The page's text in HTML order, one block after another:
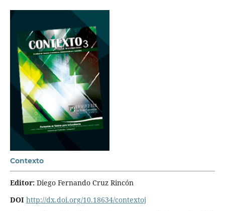
Contexto
Editor: Diego Fernando Cruz Rincón
DOI http://dx.doi.org/10.18634/contextoj